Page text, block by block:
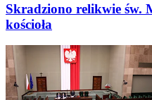
Skradziono relikwie św.
kościoła